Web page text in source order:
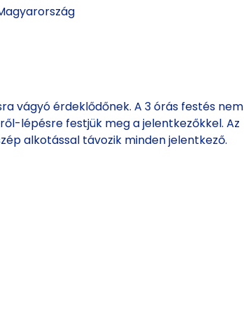
vágyó érdeklődőnek. A 3 órás festés nem
lépésre festjük meg a jelentkezőkkel. Az
alkotással távozik minden jelentkező.